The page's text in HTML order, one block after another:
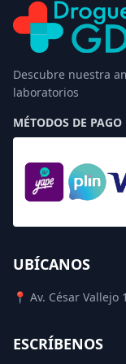
Descubre nuestra
laboratorios
MÉTODOS DE PAGO
UBÍCANOS
📍 Av. César Vallejo
ESCRÍBENOS